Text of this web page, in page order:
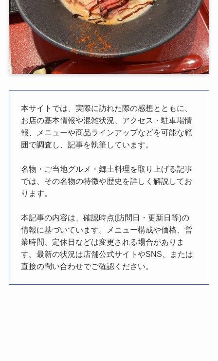
本サイトでは、実際に訪れた際の感想とともに、
お店の基本情報や混雑状況、アクセス・駐車場情
報、メニューや商品ラインアップなどを可能な範
囲で調査し、記事を執筆しています。
名物・ご当地グルメ・郷土料理を取り上げる記事
では、その名物の特徴や歴史を詳しく解説してお
ります。
本記事の内容は、確認時点(訪問日・更新日等)の
情報に基づいています。メニュー構成や価格、営
業時間、定休日などは変更される場合がありま
す。最新の状況は店舗公式サイトやSNS、または
直接の問い合わせでご確認ください。